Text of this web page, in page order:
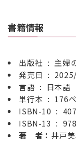
書籍情報
出版社 ‏ :
発売日 ‏ :
言語 ‏ : ‎ 日本語
単行本 ‏ :
ISBN-
ISBN-
著 者： 井戸